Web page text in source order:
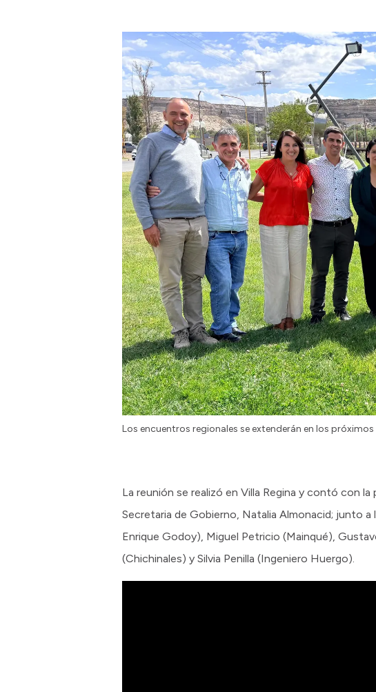
Los encuentros regionales se extenderán en los
La reunión se realizó en Villa Regina y contó con
Secretaria de Gobierno, Natalia Almonacid; junto
Enrique Godoy), Miguel Petricio (Mainqué),
(Chichinales) y Silvia Penilla (Ingeniero Huergo).